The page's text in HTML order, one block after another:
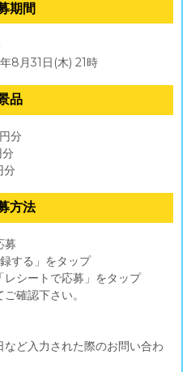
期間
8月31日(木) 21時
品
分
分
方法
募
する」をタップ
レシートで応募」をタップ
確認下さい。
など入力された際のお問い合わ